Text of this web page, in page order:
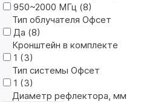
950~2000 МГц (8)
Тип облучателя Офсет
Да (8)
Кронштейн в комплекте
1 (3)
Тип системы Офсет
1 (3)
Диаметр рефлектора, мм